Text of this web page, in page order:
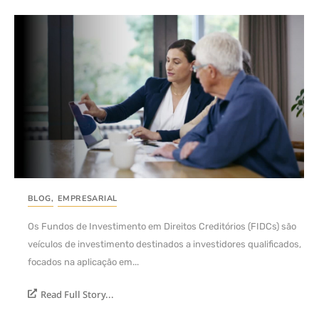
BLOG, EMPRESARIAL
Os Fundos de Investimento em Direitos Creditórios (FIDCs) são
veículos de investimento destinados a investidores qualificados,
focados na aplicação em...
Read Full Story...